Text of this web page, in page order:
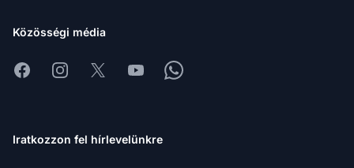
Közösségi média
FacebookInstagram
X YoutubeWhatsapp
Iratkozzon fel hírlevelünkre